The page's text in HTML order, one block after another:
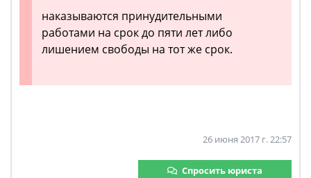
наказываются принудительными
работами на срок до пяти лет либо
лишением свободы на тот же срок.
26 июня 2017 г. 22:57
Спросить юриста